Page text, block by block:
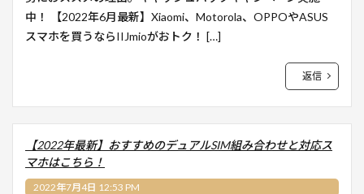
中！ 【2022年6月最新】Xiaomi、Motorola、OPPOやASUS
スマホを買うならIIJmioがおトク！ […]
返信
【2022年最新】おすすめのデュアルSIM組み合わせと対応ス
マホはこちら！
2022年7月4日 12:53 PM